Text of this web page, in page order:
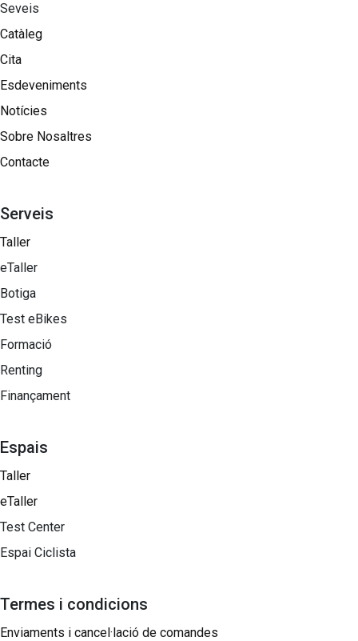
Seveis
Catàleg
Cita
Esdeveniments
Notícies
Sobre Nosaltres​
Contacte
Serveis
Taller
eTaller
Botiga
Test eBikes
Formació
Renting
Finançament
Espais
Taller
eTaller
Test Center
Espai Ciclista
Termes i condicions
Enviaments i cancel·lació de comandes